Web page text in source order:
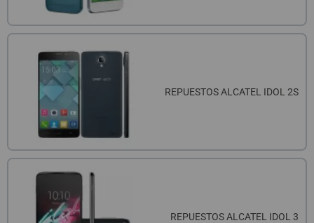
REPUESTOS ALCATEL IDOL 2S
REPUESTOS ALCATEL IDOL 3